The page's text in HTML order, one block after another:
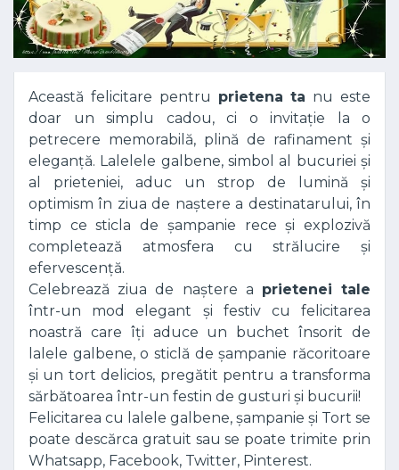
Această felicitare pentru prietena ta nu este
doar un simplu cadou, ci o invitație la o
petrecere memorabilă, plină de rafinament și
eleganță. Lalelele galbene, simbol al bucuriei și
al prieteniei, aduc un strop de lumină și
optimism în ziua de naștere a destinatarului, în
timp ce sticla de șampanie rece și explozivă
completează atmosfera cu strălucire și
efervescență.
Celebrează ziua de naștere a prietenei tale
într-un mod elegant și festiv cu felicitarea
noastră care îți aduce un buchet însorit de
lalele galbene, o sticlă de șampanie răcoritoare
și un tort delicios, pregătit pentru a transforma
sărbătoarea într-un festin de gusturi și bucurii!
Felicitarea cu lalele galbene, șampanie și Tort se
poate descărca gratuit sau se poate trimite prin
Whatsapp, Facebook, Twitter, Pinterest.